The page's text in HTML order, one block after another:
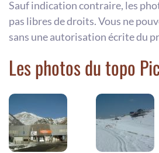
Sauf indication contraire, les
pas libres de droits. Vous ne
sans une autorisation écrite du
Les photos du topo